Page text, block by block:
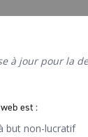
à jour pour la
est :
but non-lucratif